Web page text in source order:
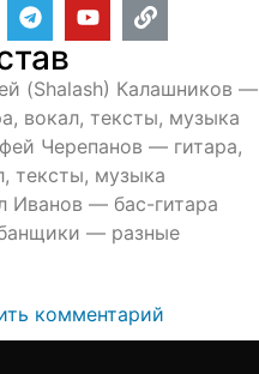
(Shalash) Калашников —
вокал, тексты, музыка
Черепанов — гитара,
тексты, музыка
Иванов — бас-гитара
— разные
комментарий